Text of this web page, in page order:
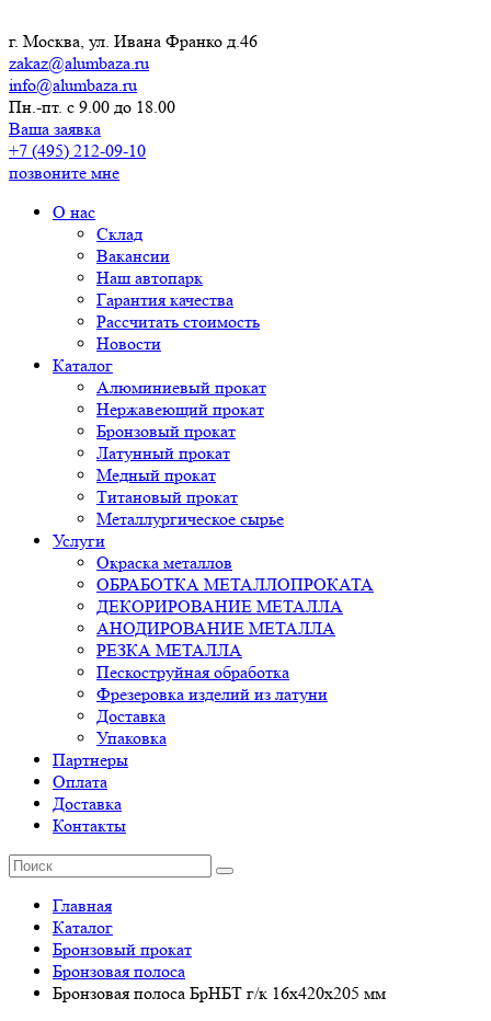
г. Москва, ул. Ивана Франко д.46
zakaz@alumbaza.ru
info@alumbaza.ru
Пн.-пт. с 9.00 до 18.00
Ваша заявка
+7 (495) 212-09-10
позвоните мне
О нас
Склад
Вакансии
Наш автопарк
Гарантия качества
Рассчитать стоимость
Новости
Каталог
Алюминиевый прокат
Нержавеющий прокат
Бронзовый прокат
Латунный прокат
Медный прокат
Титановый прокат
Металлургическое сырье
Услуги
Окраска металлов
ОБРАБОТКА МЕТАЛЛОПРОКАТА
ДЕКОРИРОВАНИЕ МЕТАЛЛА
АНОДИРОВАНИЕ МЕТАЛЛА
РЕЗКА МЕТАЛЛА
Пескоструйная обработка
Фрезеровка изделий из латуни
Доставка
Упаковка
Партнеры
Оплата
Доставка
Контакты
Главная
Каталог
Бронзовый прокат
Бронзовая полоса
Бронзовая полоса БрНБТ г/к 16x420x205 мм